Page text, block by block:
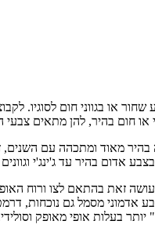
או בגווני חום לסוגיו.
או חום בהיר, להן מתאים
בהיר מאוד ומתכהה עם
אדום בהיר עד ג'ינג'י
זאת בהתאם לצו ורוח
אדמוני מסמל גם
בעלות אופי מאופק